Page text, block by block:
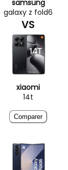
samsung
galaxy z fold6
VS
xiaomi
14t
Comparer